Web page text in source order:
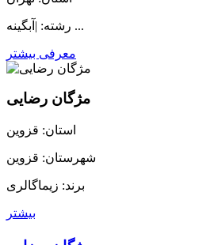
رشته: |آبگینه ...
معرفی بیشتر
مژگان رضایی
استان: قزوین
شهرستان: قزوین
برند: زیماگالری
بیشتر